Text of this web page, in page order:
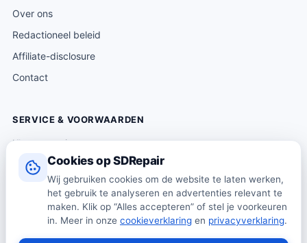
Cookies op SDRepair
Wij gebruiken cookies om de website te laten werken,
het gebruik te analyseren en advertenties relevant te
maken. Klik op “Alles accepteren” of stel je voorkeuren
in. Meer in onze cookieverklaring en privacyverklaring.
Over ons
Redactioneel beleid
Affiliate-disclosure
Contact
SERVICE & VOORWAARDEN
Klantenservice
Verzending & levering
Retourneren
Algemene voorwaarden